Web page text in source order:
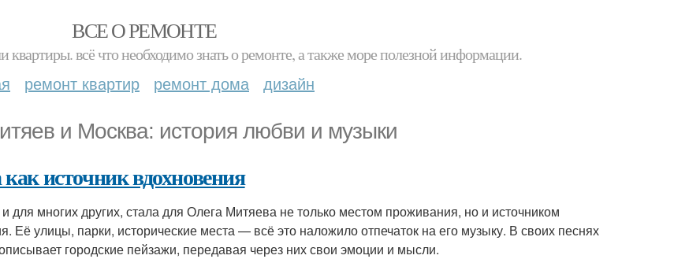
ВСЕ О РЕМОНТЕ
квартиры. всё что необходимо знать о ремонте, а также море полезной информации.
ремонт квартир ремонт дома дизайн
и Москва: история любви и музыки
источник вдохновения
для многих других, стала для Олега Митяева не только местом проживания, но и источником
Её улицы, парки, исторические места — всё это наложило отпечаток на его музыку. В своих песнях
городские пейзажи, передавая через них свои эмоции и мысли.